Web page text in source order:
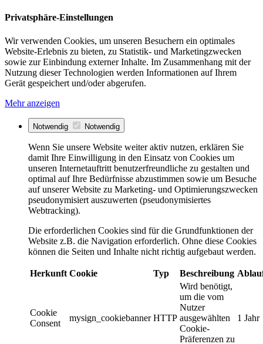
Privatsphäre-Einstellungen
Wir verwenden Cookies, um unseren Besuchern ein optimales
Website-Erlebnis zu bieten, zu Statistik- und Marketingzwecken
sowie zur Einbindung externer Inhalte. Im Zusammenhang mit der
Nutzung dieser Technologien werden Informationen auf Ihrem
Gerät gespeichert und/oder abgerufen.
Mehr anzeigen
Notwendig Notwendig
Wenn Sie unsere Website weiter aktiv nutzen, erklären Sie
damit Ihre Einwilligung in den Einsatz von Cookies um
unseren Internetauftritt benutzerfreundliche zu gestalten und
optimal auf Ihre Bedürfnisse abzustimmen sowie um Besuche
auf unserer Website zu Marketing- und Optimierungszwecken
pseudonymisiert auszuwerten (pseudonymisiertes
Webtracking).
Die erforderlichen Cookies sind für die Grundfunktionen der
Website z.B. die Navigation erforderlich. Ohne diese Cookies
können die Seiten und Inhalte nicht richtig aufgebaut werden.
Herkunft Cookie Typ Beschreibung
Cookie
Consent
mysign_cookiebanner HTTP
Wird benötigt,
um die vom
Nutzer
ausgewählten
Cookie-
Präferenzen zu
1 Jahr